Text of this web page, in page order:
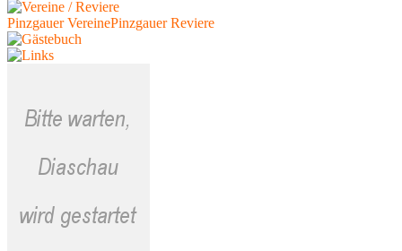
Pinzgauer VereinePinzgauer Reviere